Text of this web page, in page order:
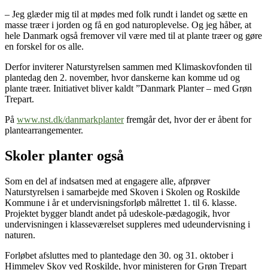
– Jeg glæder mig til at mødes med folk rundt i landet og sætte en
masse træer i jorden og få en god naturoplevelse. Og jeg håber, at
hele Danmark også fremover vil være med til at plante træer og gøre
en forskel for os alle.
Derfor inviterer Naturstyrelsen sammen med Klimaskovfonden til
plantedag den 2. november, hvor danskerne kan komme ud og
plante træer. Initiativet bliver kaldt ”Danmark Planter – med Grøn
Trepart.
På www.nst.dk/danmarkplanterfremgår det, hvor der er åbent for
plantearrangementer.
Skoler planter også
Som en del af indsatsen med at engagere alle, afprøver
Naturstyrelsen i samarbejde med Skoven i Skolen og Roskilde
Kommune i år et undervisningsforløb målrettet 1. til 6. klasse.
Projektet bygger blandt andet på udeskole-pædagogik, hvor
undervisningen i klasseværelset suppleres med udeundervisning i
naturen.
Forløbet afsluttes med to plantedage den 30. og 31. oktober i
Himmelev Skov ved Roskilde, hvor ministeren for Grøn Trepart